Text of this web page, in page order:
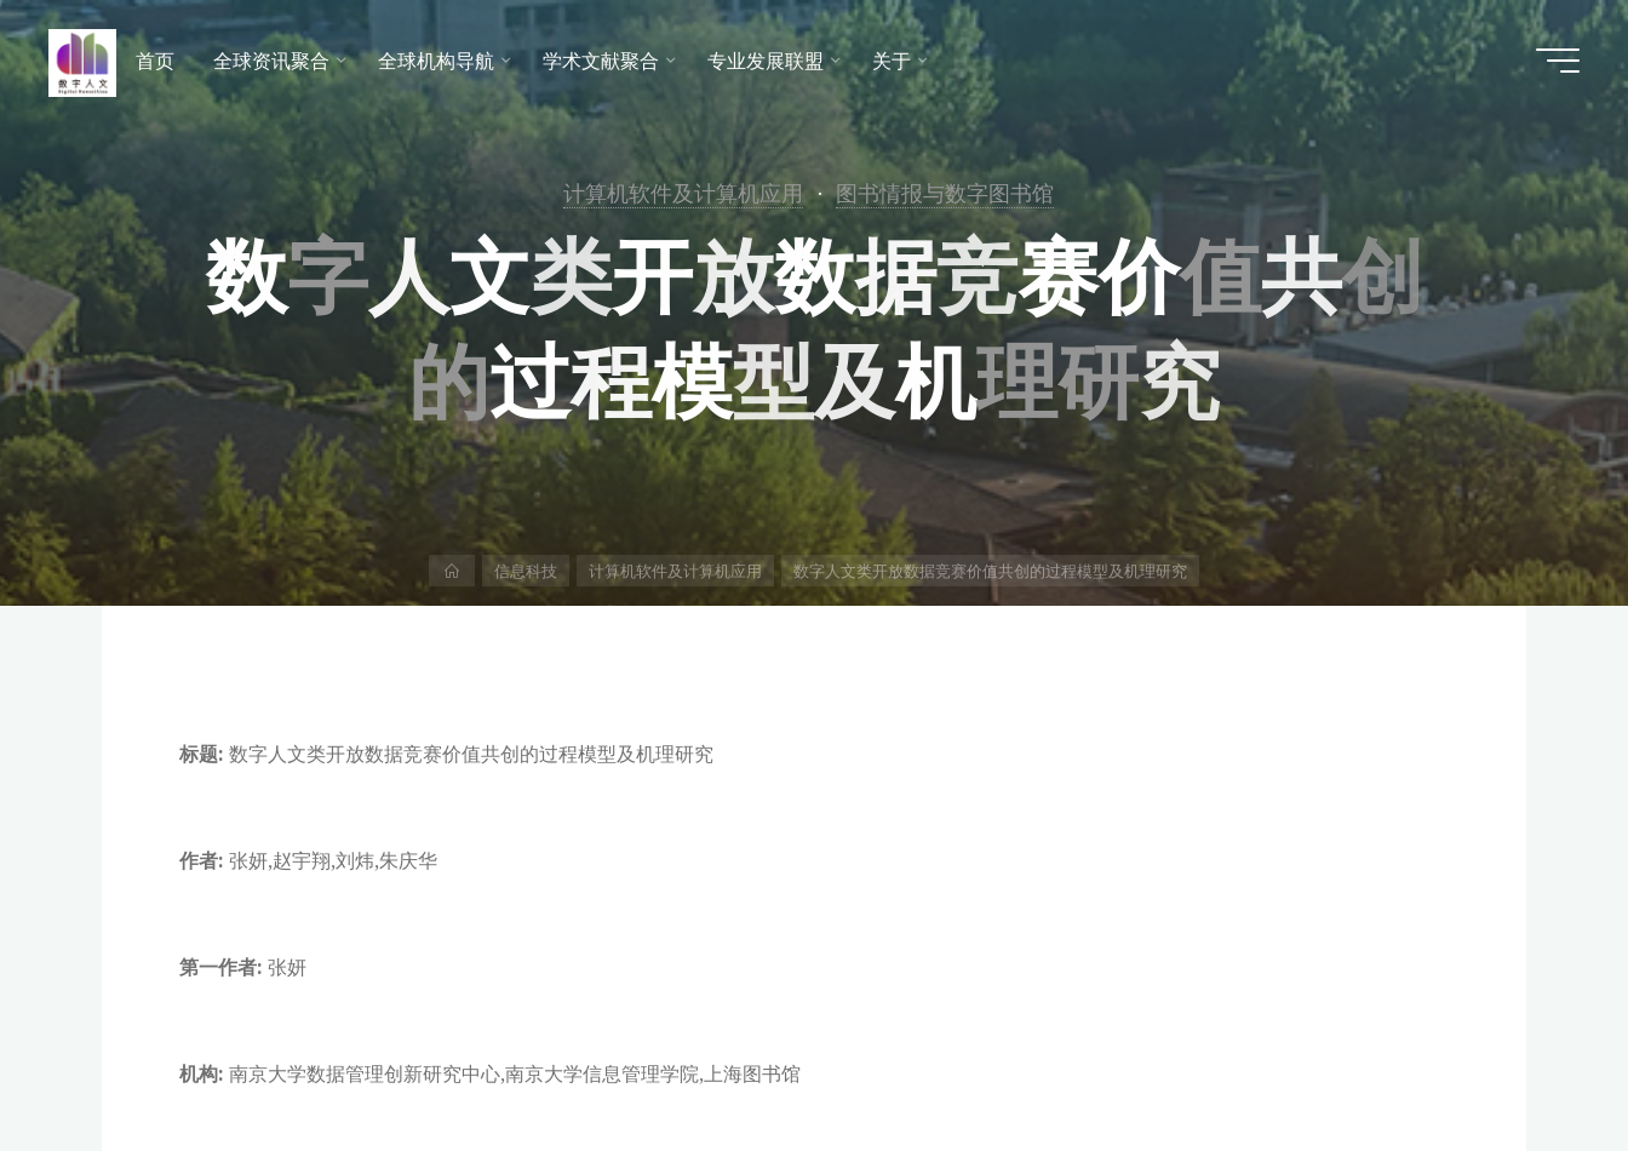
跳
至
内
数字人
DHCN
首页 全球资讯聚合 全球机构导航 学术文献聚合 专业发展联盟 关于
计算机软件及计算机应用 图书情报与数字图书馆
数字人文类开放数据竞赛价值共创
的过程模型及机理研究
页
信息科技 计算机软件及计算机应用 数字人文类开放数据竞赛价值共创的过程模型及机理研究
标题: 数字人文类开放数据竞赛价值共创的过程模型及机理研究
作者: 张妍,赵宇翔,刘炜,朱庆华
第一作者: 张妍
机构: 南京大学数据管理创新研究中心,南京大学信息管理学院,上海图书馆